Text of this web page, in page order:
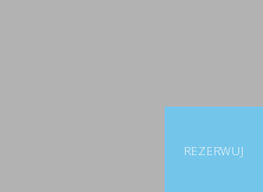
REZERWUJ